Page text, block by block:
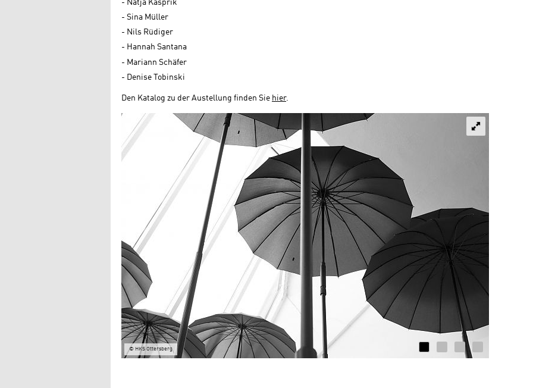
Natja Kasprik
Sina Müller
Nils Rüdiger
Hannah Santana
Mariann Schäfer
Denise Tobinski
Den Katalog zu der Austellung finden Sie hier.
© HKS Ottersberg